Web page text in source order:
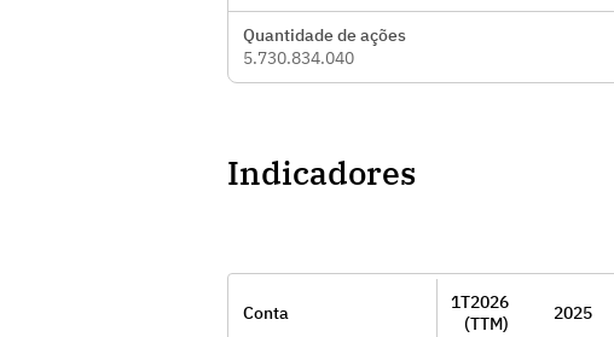
Quantidade de ações
5.730.834.040
Indicadores
Conta
1T2026
(TTM)
2025